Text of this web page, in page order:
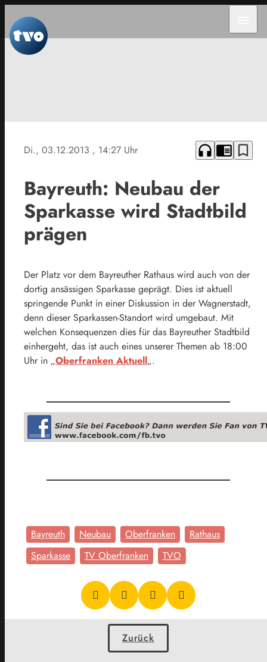
Di., 03.12.2013 , 14:27 Uhr headphones chrome_reader_mode bookmark_border
Bayreuth: Neubau der
Sparkasse wird Stadtbild
prägen
Der Platz vor dem Bayreuther Rathaus wird auch von der
dortig ansässigen Sparkasse geprägt. Dies ist aktuell
springende Punkt in einer Diskussion in der Wagnerstadt,
denn dieser Sparkassen-Standort wird umgebaut. Mit
welchen Konsequenzen dies für das Bayreuther Stadtbild
einhergeht, das ist auch eines unserer Themen ab 18:00
Uhr in „Oberfranken Aktuell„.
Bayreuth Neubau Oberfranken
Rathaus
Sparkasse
TV Oberfranken TVO
Zurück